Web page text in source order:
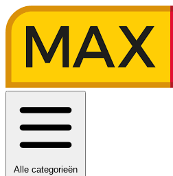
Alle categorieën